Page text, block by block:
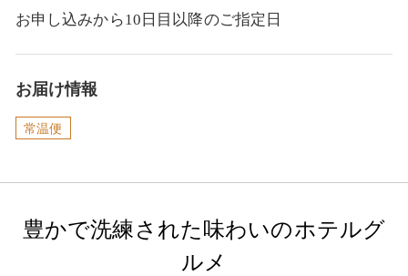
お申し込みから10日目以降のご指定日
お届け情報
常温便
豊かで洗練された味わいのホテルグ
ルメ